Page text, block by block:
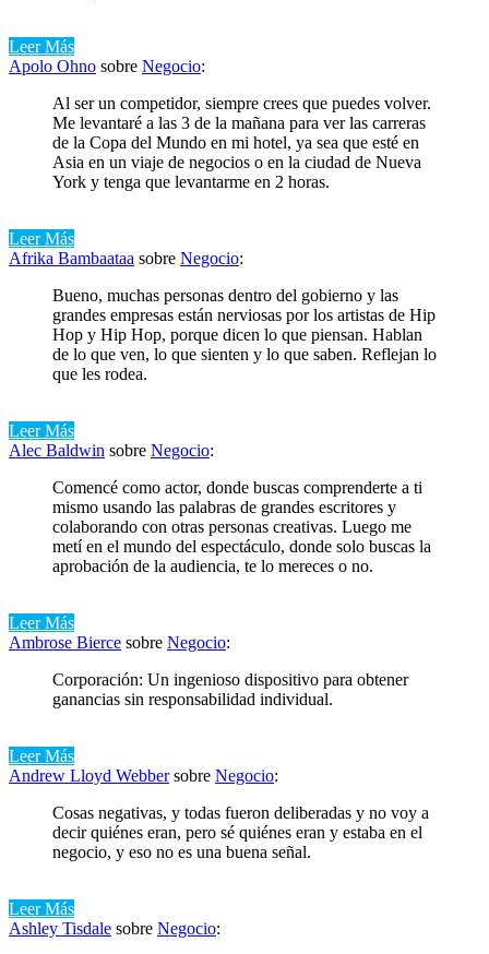
Leer Más
Apolo Ohno sobre Negocio:
Al ser un competidor, siempre crees que puedes volver.
Me levantaré a las 3 de la mañana para ver las carreras
de la Copa del Mundo en mi hotel, ya sea que esté en
Asia en un viaje de negocios o en la ciudad de Nueva
York y tenga que levantarme en 2 horas.
Leer Más
Afrika Bambaataa sobre Negocio:
Bueno, muchas personas dentro del gobierno y las
grandes empresas están nerviosas por los artistas de Hip
Hop y Hip Hop, porque dicen lo que piensan. Hablan
de lo que ven, lo que sienten y lo que saben. Reflejan lo
que les rodea.
Leer Más
Alec Baldwin sobre Negocio:
Comencé como actor, donde buscas comprenderte a ti
mismo usando las palabras de grandes escritores y
colaborando con otras personas creativas. Luego me
metí en el mundo del espectáculo, donde solo buscas la
aprobación de la audiencia, te lo mereces o no.
Leer Más
Ambrose Bierce sobre Negocio:
Corporación: Un ingenioso dispositivo para obtener
ganancias sin responsabilidad individual.
Leer Más
Andrew Lloyd Webbersobre Negocio:
Cosas negativas, y todas fueron deliberadas y no voy a
decir quiénes eran, pero sé quiénes eran y estaba en el
negocio, y eso no es una buena señal.
Leer Más
Ashley Tisdale sobre Negocio: